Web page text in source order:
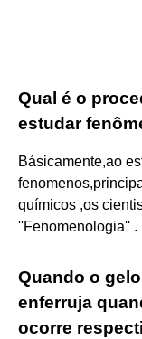
Qual é o
estudar
Básicamente,ao
químicos ,os
''Fenomenologia'' .
Quando o
enferruja
ocorre